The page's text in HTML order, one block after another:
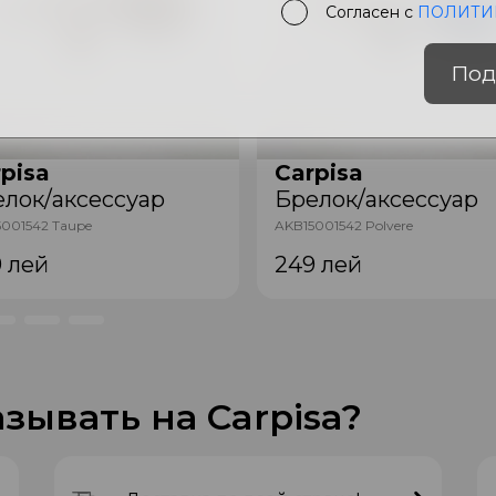
аксессуар
Taupe
лей
Carpisa
Брелок/аксессуар
AKB15001542 Polvere
249 лей
на Carpisa?
Согласен с